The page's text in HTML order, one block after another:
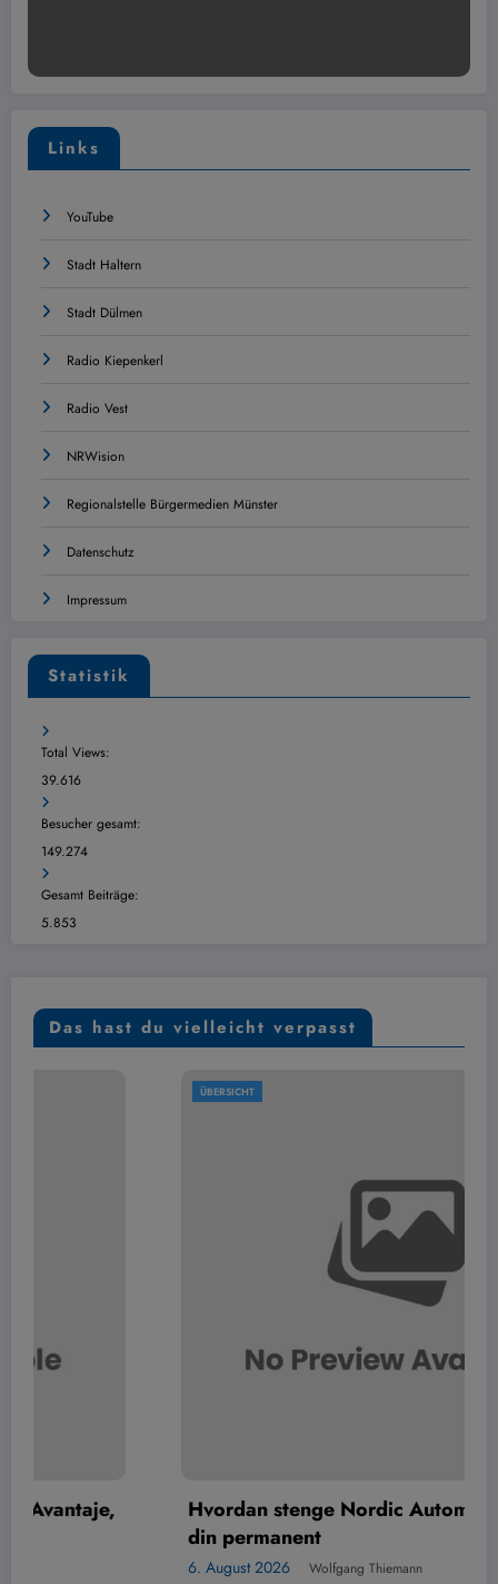
Links
YouTube
Stadt Haltern
Stadt Dülmen
Radio Kiepenkerl
Radio Vest
NRWision
Regionalstelle Bürgermedien Münster
Datenschutz
Impressum
Statistik
Total Views:
39.616
Besucher gesamt:
149.274
Gesamt Beiträge:
5.853
Das hast du vielleicht verpasst
Hvordan stenge Nordic Automaten-kontoen
Wolfgang Thiemann